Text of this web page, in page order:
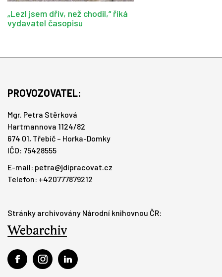
„Lezl jsem dřív, než chodil,“ říká
vydavatel časopisu
PROVOZOVATEL:
Mgr. Petra Stěrková
Hartmannova 1124/82
674 01, Třebíč – Horka-Domky
IČO: 75428555
E-mail: petra@jdipracovat.cz
Telefon: +420777879212
Stránky archivovány Národní knihovnou ČR: